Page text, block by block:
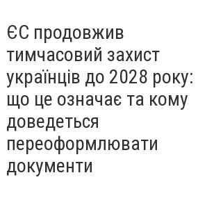
ЄС продовжив
тимчасовий захист
українців до 2028 року:
що це означає та кому
доведеться
переоформлювати
документи